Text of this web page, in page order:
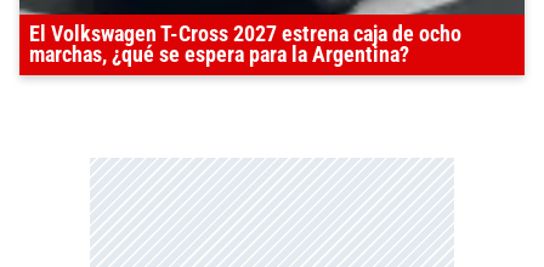
El Volkswagen T-Cross 2027 estrena caja de ocho
marchas, ¿qué se espera para la Argentina?